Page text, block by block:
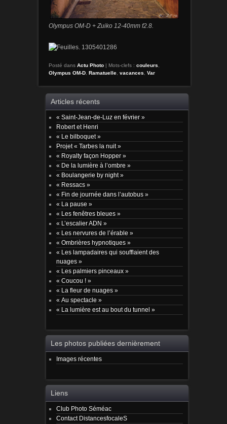
Olympus OM-D + Zuiko 12-40mm f2.8.
Posté dans Actu Photo | Mots-clefs : couleurs
Olympus OM-D, Ramatuelle, vacances Var
Articles récents
« Saint-Jean-de-Luz en février »
Robert et Henri
« Le bilboquet »
Projet « Tarbes la nuit »
« Royalty façon Hopper »
« De la lumière à l’ombre »
« Boulangerie by night »
« Ressacs »
« Fin de journée dans l’autobus »
« La pause »
« Les fenêtres bleues »
« L’escalier ADN »
« Les nervures de l’érable »
« Ombrières hypnotiques »
« Les lampadaires qui soufflaient des
nuages »
« Les palmiers pinceaux »
« Coucou ! »
« La fleur de nuages »
« Au spectacle »
« La lumière est au bout du tunnel »
Les photos publiées dernièrement
Images récentes
Liens
Club Photo Séméac
Contact DistancesfocaleS